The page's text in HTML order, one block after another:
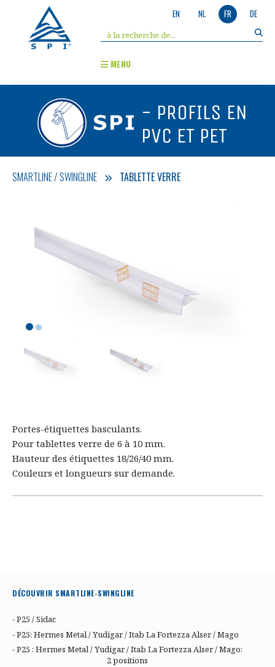
EN NL FR DE
MENU
- PROFILS EN
PVC ET PET
SMARTLINE / SWINGLINE TABLETTE VERRE
Portes-étiquettes basculants.
Pour tablettes verre de 6 à 10 mm.
Hauteur des étiquettes 18/26/40 mm.
Couleurs et longueurs sur demande.
DÉCOUVRIR SMARTLINE-SWINGLINE
- P25 / Sidac
- P25: Hermes Metal / Yudigar / Itab La Fortezza Alser / Mago
- P25 : Hermes Metal / Yudigar / Itab La Fortezza Alser / Mago:
2 positions